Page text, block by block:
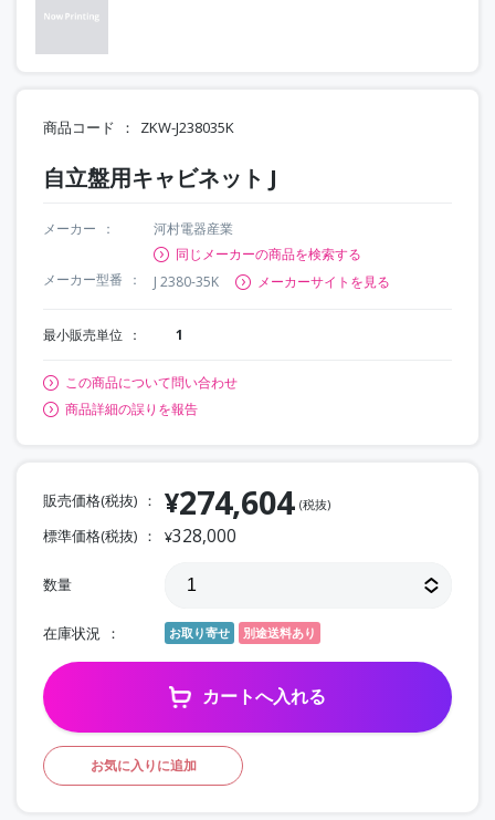
商品コード ZKW-J238035K
自立盤用キャビネット J
メーカー
河村電器産業
同じメーカーの商品を検索する
メーカー型番
J 2380-35K メーカーサイトを見る
最小販売単位 1
この商品について問い合わせ
商品詳細の誤りを報告
販売価格(税抜) ¥274,604 (税抜)
標準価格(税抜) ¥328,000
数量
在庫状況 お取り寄せ 別途送料あり
カートへ入れる
お気に入りに追加